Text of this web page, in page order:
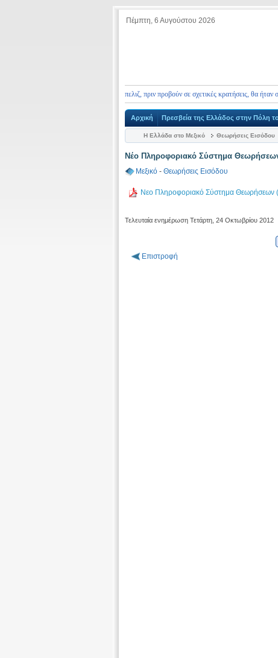
Πέμπτη, 6 Αυγούστου 2026
να επισκεφθούν το Μπελιζ, πριν προβούν σε σχετικές κρατήσεις, θα ήταν
Αρχική Πρεσβεία της Ελλάδος στην Πόλη
Η Ελλάδα στο Μεξικό Θεωρήσεις Εισόδου
Νέο Πληροφοριακό Σύστημα
Μεξικό - Θεωρήσεις Εισόδου
Νεο Πληροφοριακό Σύστημα Θεωρήσεων
Τελευταία ενημέρωση Τετάρτη, 24 Οκτωβρίου 2012
Επιστροφή